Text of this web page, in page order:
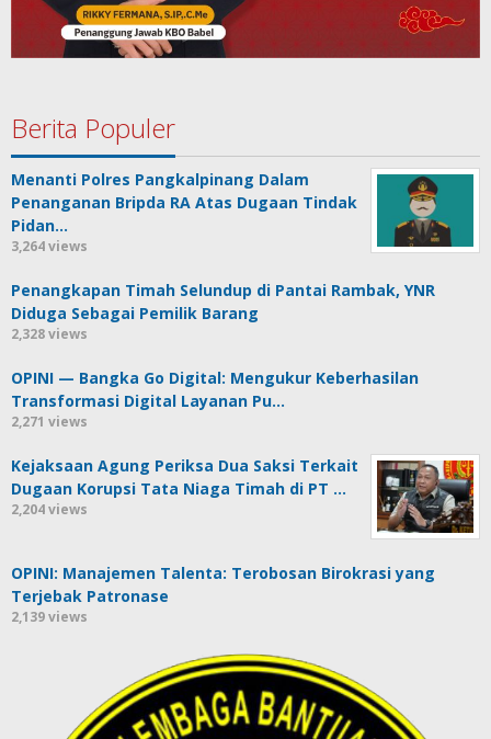
Berita Populer
Menanti Polres Pangkalpinang Dalam
Penanganan Bripda RA Atas Dugaan Tindak
Pidan…
3,264 views
Penangkapan Timah Selundup di Pantai Rambak, YNR
Diduga Sebagai Pemilik Barang
2,328 views
OPINI — Bangka Go Digital: Mengukur Keberhasilan
Transformasi Digital Layanan Pu…
2,271 views
Kejaksaan Agung Periksa Dua Saksi Terkait
Dugaan Korupsi Tata Niaga Timah di PT …
2,204 views
OPINI: Manajemen Talenta: Terobosan Birokrasi yang
Terjebak Patronase
2,139 views